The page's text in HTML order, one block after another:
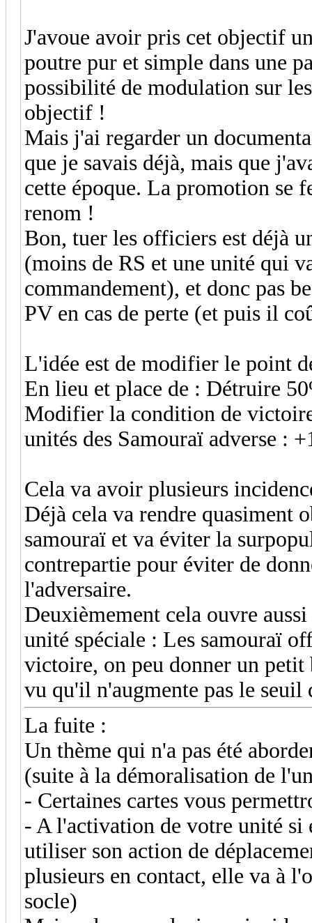
J'avoue avoir pris cet objectif
poutre pur et simple dans une
possibilité de modulation sur
objectif !
Mais j'ai regarder un
que je savais déjà, mais que
cette époque. La promotion se
renom !
Bon, tuer les officiers est déjà
(moins de RS et une unité qui
commandement), et donc pas
PV en cas de perte (et puis il
L'idée est de modifier le point
En lieu et place de : Détruire
Modifier la condition de
unités des Samouraï adverse :
Cela va avoir plusieurs
Déjà cela va rendre quasiment
samouraï et va éviter la
contrepartie pour éviter de
l'adversaire.
Deuxièmement cela ouvre
unité spéciale : Les samouraï
victoire, on peu donner un petit
vu qu'il n'augmente pas le
La fuite :
Un thème qui n'a pas été
(suite à la démoralisation de
- Certaines cartes vous
- A l'activation de votre unité si
utiliser son action de
plusieurs en contact, elle va à
socle)